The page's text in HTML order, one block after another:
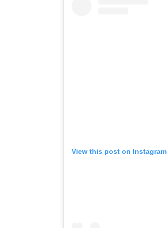
View this post on Instagram